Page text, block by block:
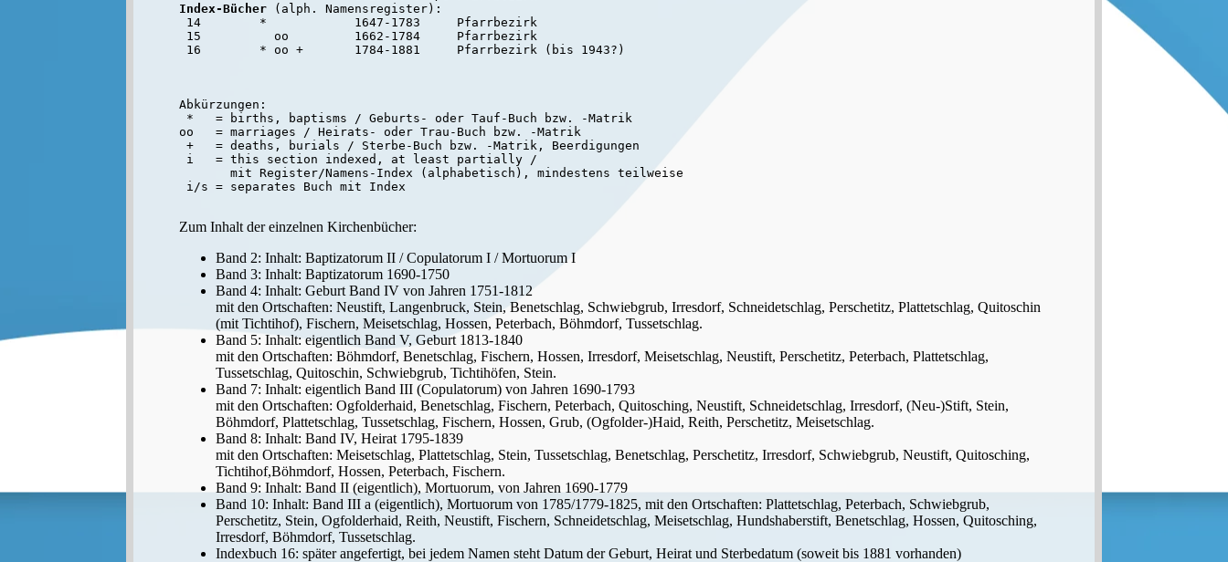
Index-Bücher (alph. Namensregister):
14        *            1647-1783     Pfarrbezirk
15          oo         1662-1784     Pfarrbezirk
Abkürzungen:
*   = births, baptisms / Geburts- oder Tauf-Buch bzw. -Matrik
oo   = marriages / Heirats- oder Trau-Buch bzw. -Matrik
+   = deaths, burials / Sterbe-Buch bzw. -Matrik, Beerdigungen
i   = this section indexed, at least partially /
       mit Register/Namens-Index (alphabetisch), mindestens teilweise
Zum Inhalt der einzelnen Kirchenbücher:
Band 2: Inhalt: Baptizatorum II / Copulatorum I / Mortuorum I
Band 3: Inhalt: Baptizatorum 1690-1750
Band 4: Inhalt: Geburt Band IV von Jahren 1751-1812
mit den Ortschaften: Neustift, Langenbruck, Stein, Benetschlag, Schwiebgrub, Irresdorf, Schneidetschlag, Perschetitz, Plattetschlag, Quitoschin
(mit Tichtihof), Fischern, Meisetschlag, Hossen, Peterbach, Böhmdorf, Tussetschlag.
Band 5: Inhalt: eigentlich Band V, Geburt 1813-1840
mit den Ortschaften: Böhmdorf, Benetschlag, Fischern, Hossen, Irresdorf, Meisetschlag, Neustift, Perschetitz, Peterbach, Plattetschlag,
Tussetschlag, Quitoschin, Schwiebgrub, Tichtihöfen, Stein.
Band 7: Inhalt: eigentlich Band III (Copulatorum) von Jahren 1690-1793
mit den Ortschaften: Ogfolderhaid, Benetschlag, Fischern, Peterbach, Quitosching, Neustift, Schneidetschlag, Irresdorf, (Neu-)Stift, Stein,
Böhmdorf, Plattetschlag, Tussetschlag, Fischern, Hossen, Grub, (Ogfolder-)Haid, Reith, Perschetitz, Meisetschlag.
Band 8: Inhalt: Band IV, Heirat 1795-1839
mit den Ortschaften: Meisetschlag, Plattetschlag, Stein, Tussetschlag, Benetschlag, Perschetitz, Irresdorf, Schwiebgrub, Neustift, Quitosching,
Tichtihof,Böhmdorf, Hossen, Peterbach, Fischern.
Band 9: Inhalt: Band II (eigentlich), Mortuorum, von Jahren 1690-1779
Band 10: Inhalt: Band III a (eigentlich), Mortuorum von 1785/1779-1825, mit den Ortschaften: Plattetschlag, Peterbach, Schwiebgrub,
Perschetitz, Stein, Ogfolderhaid, Reith, Neustift, Fischern, Schneidetschlag, Meisetschlag, Hundshaberstift, Benetschlag, Hossen, Quitosching,
Irresdorf, Böhmdorf, Tussetschlag.
Indexbuch 16: später angefertigt, bei jedem Namen steht Datum der Geburt, Heirat und Sterbedatum (soweit bis 1881 vorhanden)